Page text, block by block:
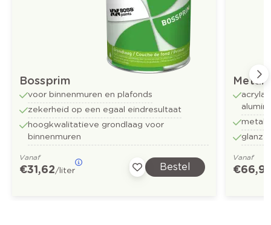
Bossprim
voor binnenmuren en plafonds
zekerheid op een egaal eindresultaat
hoogkwalitatieve grondlaag voor
binnenmuren
Vanaf
€ 31,62/liter Bestel
Vanaf
€